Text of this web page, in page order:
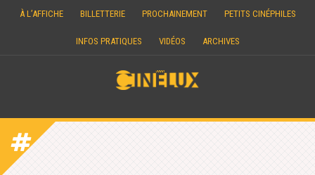
À L’AFFICHE BILLETTERIE PROCHAINEMENT PETITS CINÉPHILES
INFOS PRATIQUES VIDÉOS ARCHIVES